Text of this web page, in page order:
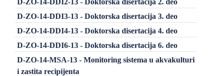
D-ZO-14-DDI3-13 - Doktorska disertacija 3. deo
D-ZO-14-DDI4-13 - Doktorska disertacija 4. deo
D-ZO-14-DDI6-13 - Doktorska disertacija 6. deo
D-ZO-14-MSA-13 - Monitoring sistema u akvakulturi
i zastita recipijenta